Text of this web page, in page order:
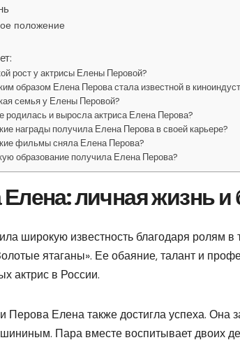
положение
рост у актрисы Елены Перовой?
образом Елена Перова стала известной в
семья у Елены Перовой?
родилась и выросла актриса Елена Перова?
награды получила Елена Перова в своей карьере?
фильмы сняла Елена Перова?
образование получила Елена Перова?
личная жизнь
широкую известность благодаря ролям в
ятаганы». Ее обаяние, талант и
актрис в России.
Перова Елена также достигла успеха. Она
Пара вместе воспитывает двоих